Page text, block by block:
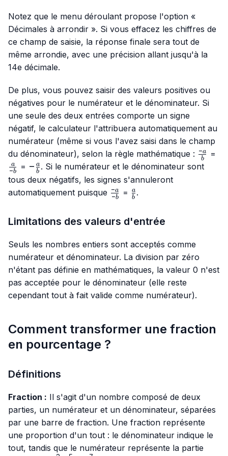
Notez que le menu déroulant propose l'option «
Décimales à arrondir ». Si vous effacez les chiffres de
ce champ de saisie, la réponse finale sera tout de
même arrondie, avec une précision allant jusqu'à la
14e décimale.
De plus, vous pouvez saisir des valeurs positives ou
négatives pour le numérateur et le dénominateur. Si
une seule des deux entrées comporte un signe
négatif, le calculateur l'attribuera automatiquement au
numérateur (même si vous l'avez saisi dans le champ
du dénominateur), selon la règle mathématique : \frac{-
a}{b}
b
−a =
−b
a = -
\frac{a}
{b}
− b
a . Si le numérateur et le dénominateur sont
tous deux négatifs, les signes s'annuleront
automatiquement puisque \frac{-
a}{-b}
−b
−a = \frac{a}
{b}
b
a .
Limitations des valeurs d'entrée
Seuls les nombres entiers sont acceptés comme
numérateur et dénominateur. La division par zéro
n'étant pas définie en mathématiques, la valeur 0 n'est
pas acceptée pour le dénominateur (elle reste
cependant tout à fait valide comme numérateur).
Comment transformer une fraction
en pourcentage ?
Définitions
Fraction : Il s'agit d'un nombre composé de deux
parties, un numérateur et un dénominateur, séparées
par une barre de fraction. Une fraction représente
une proportion d'un tout : le dénominateur indique le
tout, tandis que le numérateur représente la partie